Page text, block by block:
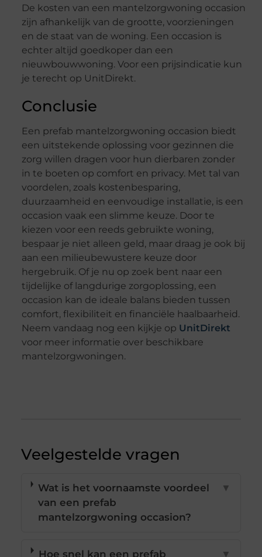
De kosten van een mantelzorgwoning occasion
zijn afhankelijk van de grootte, voorzieningen
en de staat van de woning. Een occasion is
echter altijd goedkoper dan een
nieuwbouwwoning. Voor een prijsindicatie kun
je terecht op UnitDirekt.
Conclusie
Een prefab mantelzorgwoning occasion biedt
een uitstekende oplossing voor gezinnen die
zorg willen dragen voor hun dierbaren zonder
in te boeten op comfort en privacy. Met tal van
voordelen, zoals kostenbesparing,
duurzaamheid en eenvoudige installatie, is een
occasion vaak een slimme keuze. Door te
kiezen voor een reeds gebruikte woning,
bespaar je niet alleen geld, maar draag je ook bij
aan een milieubewustere keuze door
hergebruik. Of je nu op zoek bent naar een
tijdelijke of langdurige zorgoplossing, een
occasion kan de ideale balans bieden tussen
comfort, flexibiliteit en financiële haalbaarheid.
Neem vandaag nog een kijkje op UnitDirekt
voor meer informatie over beschikbare
mantelzorgwoningen.
Veelgestelde vragen
Wat is het voornaamste voordeel
van een prefab
mantelzorgwoning occasion?
▼
Hoe snel kan een prefab ▼